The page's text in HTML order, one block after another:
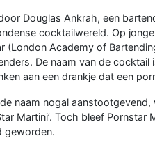
Douglas Ankrah, een
cocktailwereld. Op
(London Academy of
De naam van de
aan een drankje dat een
naam nogal
Martini’. Toch bleef
geworden.